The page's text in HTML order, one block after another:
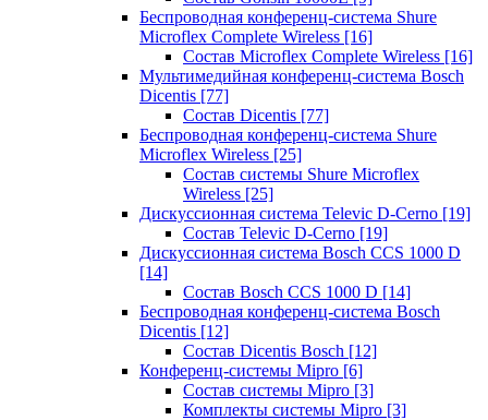
Беспроводная конференц-система Shure
Microflex Complete Wireless [16]
Состав Microflex Complete Wireless [16]
Мультимедийная конференц-система Bosch
Dicentis [77]
Состав Dicentis [77]
Беспроводная конференц-система Shure
Microflex Wireless [25]
Состав системы Shure Microflex
Wireless [25]
Дискуссионная система Televic D-Cerno [19]
Состав Televic D-Cerno [19]
Дискуссионная система Bosch CCS 1000 D
[14]
Состав Bosch CCS 1000 D [14]
Беспроводная конференц-система Bosch
Dicentis [12]
Состав Dicentis Bosch [12]
Конференц-системы Mipro [6]
Состав системы Mipro [3]
Комплекты системы Mipro [3]